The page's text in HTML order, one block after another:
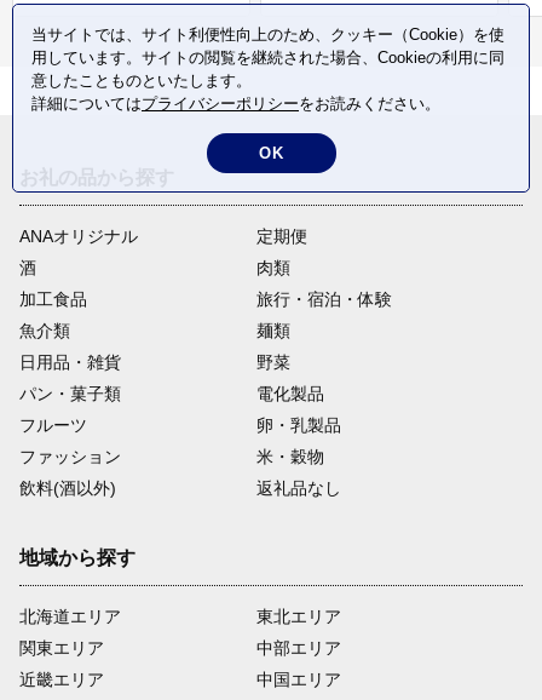
ANAオリジナル
定期便
酒
肉類
加工食品
旅行・宿泊・体験
魚介類
麺類
日用品・雑貨
野菜
パン・菓子類
電化製品
フルーツ
卵・乳製品
ファッション
米・穀物
飲料(酒以外)
返礼品なし
地域から探す
北海道エリア
関東エリア
近畿エリア
東北エリア
中部エリア
中国エリア
当サイトでは、サイト利便性向上のため、クッキー（Cookie）を使
用しています。サイトの閲覧を継続された場合、Cookieの利用に同
意したことものといたします。
詳細についてはプライバシーポリシーをお読みください。
OK